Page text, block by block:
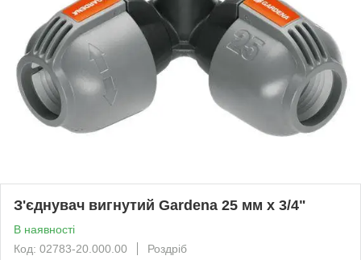
З'єднувач вигнутий Gardena 25 мм x 3/4"
В наявності
Код: 02783-20.000.00
Роздріб